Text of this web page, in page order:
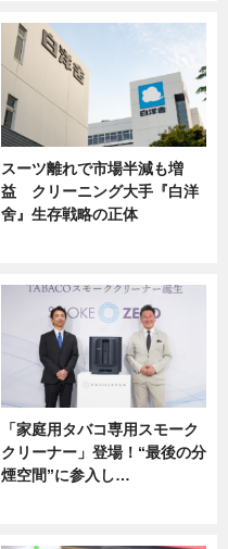
スーツ離れで市場半減も増
益 クリーニング大手『白洋
舍』生存戦略の正体
「家庭用タバコ専用スモーク
クリーナー」登場！“最後の分
煙空間”に参入し…